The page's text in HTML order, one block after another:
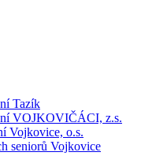
Tazík
VOJKOVIČÁCI, z.s.
Vojkovice, o.s.
seniorů Vojkovice